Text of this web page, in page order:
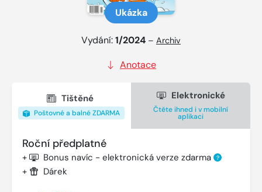
Ukázka
Vydání:1/2024 – Archiv
Anotace
Tištěné
Poštovné a balné ZDARMA
Elektronické
Čtěte ihned i v mobilní
aplikaci
Roční předplatné
+ Bonus navíc - elektronická verze zdarma ?
+ Dárek